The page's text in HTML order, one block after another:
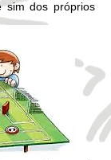
sim dos próprios